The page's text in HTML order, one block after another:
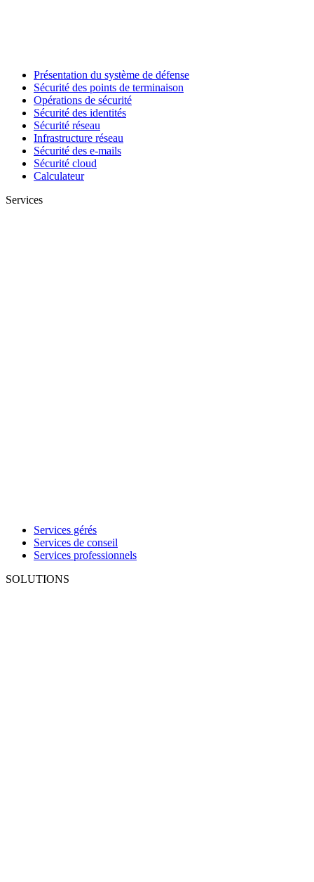
Présentation du système de défense
Sécurité des points de terminaison
Opérations de sécurité
Sécurité des identités
Sécurité réseau
Infrastructure réseau
Sécurité des e-mails
Sécurité cloud
Calculateur
Services
Services gérés
Services de conseil
Services professionnels
SOLUTIONS